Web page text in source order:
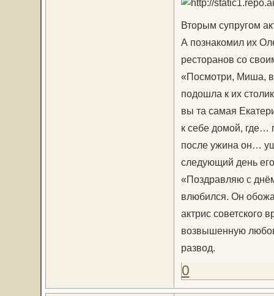
Вторым супругом
А познакомил их
ресторанов со
«Посмотри, Миша,
подошла к их
вы та самая
к себе домой, где…
после ужина он…
следующий день
«Поздравляю с
влюбился. Он
актрис советского
возвышенную
развод.
0